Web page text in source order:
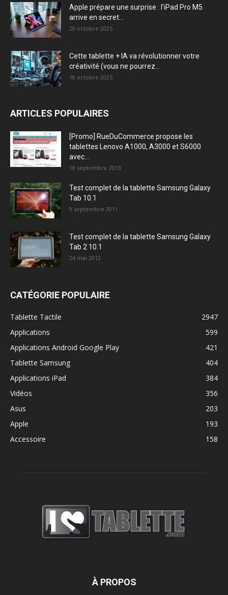
Apple prépare une surprise : l’iPad Pro M5
arrive en secret...
20 octobre 2025
Cette tablette + IA va révolutionner votre
créativité (vous ne pourrez...
18 octobre 2025
ARTICLES POPULAIRES
[Promo] RueDuCommerce propose les
tablettes Lenovo A1000, A3000 et S6000
avec...
18 septembre 2013
Test complet de la tablette Samsung Galaxy
Tab 10.1
9 septembre 2011
Test complet de la tablette Samsung Galaxy
Tab 2 10.1
24 mai 2012
CATÉGORIE POPULAIRE
Tablette Tactile
2947
Applications
599
Applications Android Google Play
421
Tablette Samsung
404
Applications iPad
384
Vidéos
356
Asus
203
Apple
193
Accessoire
158
À PROPOS